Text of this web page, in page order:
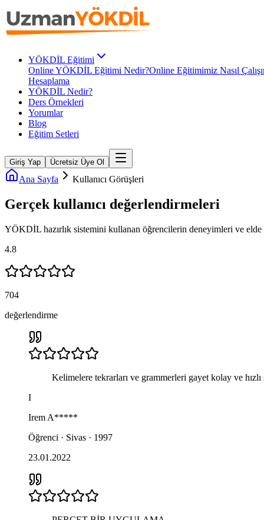
YÖKDİL Eğitimi
Online YÖKDİL Eğitimi Nedir?Online Eğitimimiz Nasıl
Hesaplama
YÖKDİL Nedir?
Ders Örnekleri
Yorumlar
Blog
Eğitim Setleri
Giriş Yap Ücretsiz Üye Ol
Ana Sayfa Kullanıcı Görüşleri
Gerçek kullanıcı değerlendirmeleri
YÖKDİL hazırlık sistemini kullanan öğrencilerin deneyimleri ve
4.8
704
değerlendirme
Kelimelere tekrarları ve grammerleri gayet kolay ve
I
Irem A*****
Öğrenci · Sivas · 1997
23.01.2022